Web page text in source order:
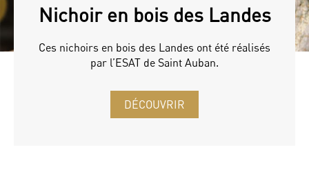
Nichoir en bois des Landes
Ces nichoirs en bois des Landes ont été réalisés
par l’ESAT de Saint Auban.
DÉCOUVRIR